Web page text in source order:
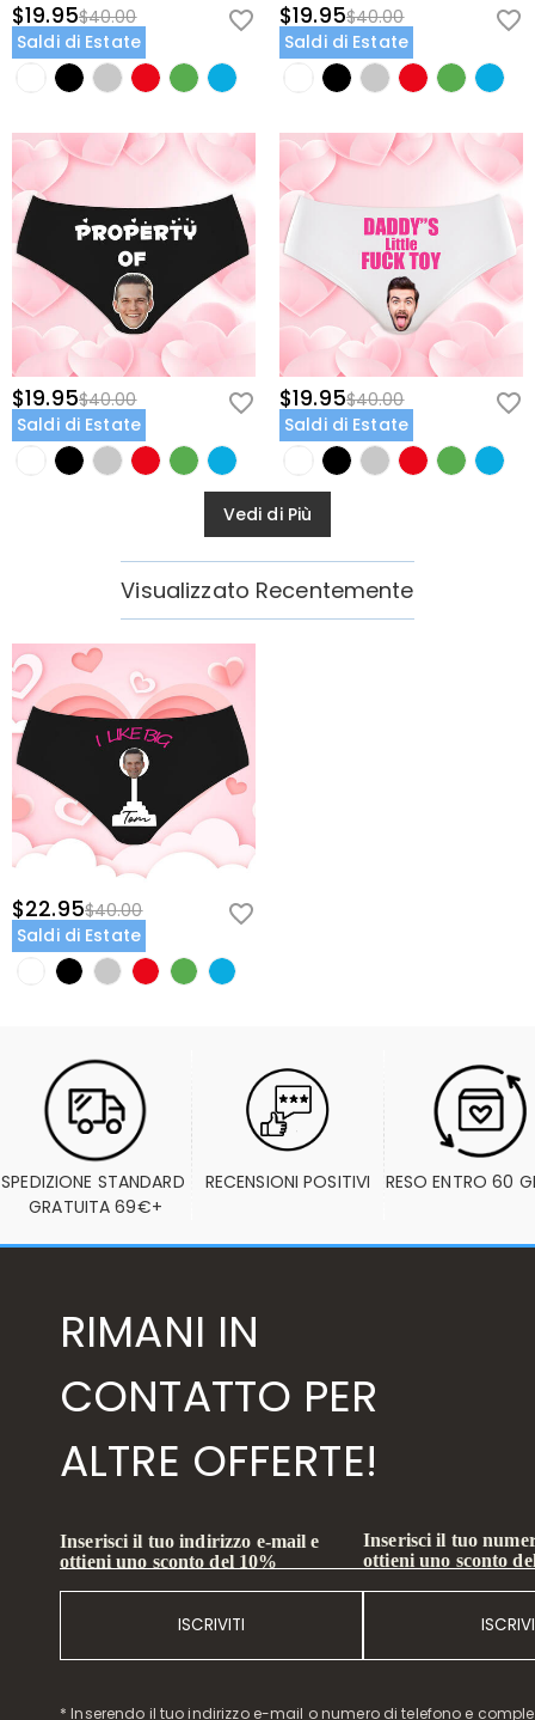
$19.95$40.00
Saldi di Estate
$19.95$40.00
Saldi di Estate
$19.95$40.00
Saldi di Estate
$19.95$40.00
Saldi di Estate
Vedi di Più
Visualizzato Recentemente
$22.95$40.00
Saldi di Estate
SPEDIZIONE STANDARD
GRATUITA 69€+
RECENSIONI POSITIVI RESO ENTRO 60
RIMANI IN
CONTATTO PER
ALTRE OFFERTE!
Inserisci il tuo indirizzo e-mail e
ottieni uno sconto del 10%
ISCRIVITI
Inserisci il tuo
ottieni uno sconto
* Inserendo il tuo indirizzo e-mail o numero di telefono e